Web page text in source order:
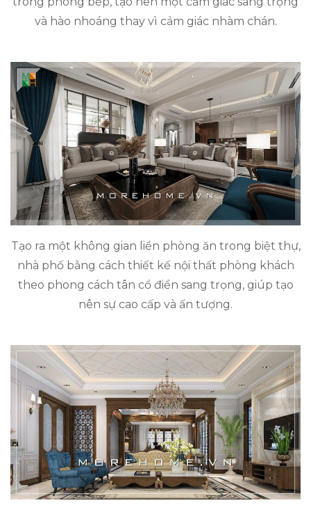
và hào nhoáng thay vì cảm giác nhàm chán.
Tạo ra một không gian liền phòng ăn trong biệt thự,
nhà phố bằng cách thiết kế nội thất phòng khách
theo phong cách tân cổ điển sang trọng, giúp tạo
nên sự cao cấp và ấn tượng.